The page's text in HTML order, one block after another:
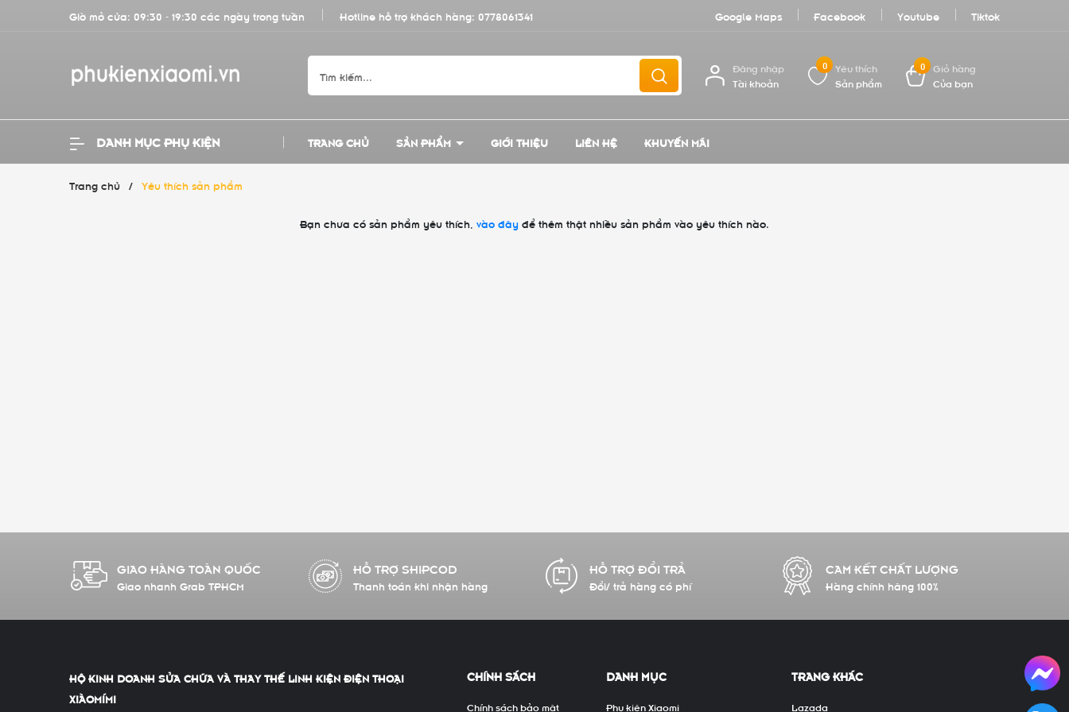
Giờ mở cửa: 09:30 - 19:30 các ngày trong tuần Hotline hỗ trợ khách hàng: 0778061341 Google Maps Facebook Youtube Tiktok
Đăng nhập
Tài khoản
0
Yêu thích
Sản phẩm
0
Giỏ hàng
Của bạn
DANH MỤC PHỤ KIỆN TRANG CHỦ SẢN PHẨM GIỚI THIỆU LIÊN HỆ KHUYẾN MÃI
Trang chủ / Yêu thích sản phẩm
Bạn chưa có sản phẩm yêu thích, vào đây để thêm thật nhiều sản phẩm vào yêu thích nào.
GIAO HÀNG TOÀN QUỐC
Giao nhanh Grab TPHCM
HỖ TRỢ SHIPCOD
Thanh toán khi nhận hàng
HỖ TRỢ ĐỔI TRẢ
Đổi/ trả hàng có phí
CAM KẾT CHẤT LƯỢNG
Hàng chính hãng 100%
HỘ KINH DOANH SỬA CHỮA VÀ THAY THẾ LINH KIỆN ĐIỆN THOẠI
XIÀOMÍMI
CHÍNH SÁCH
Chính sách bảo mật
DANH MỤC
Phụ kiện Xiaomi
TRANG KHÁC
Lazada